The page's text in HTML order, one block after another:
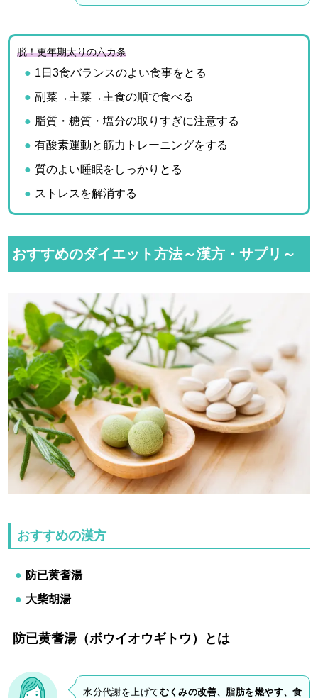
脱！更年期太りの六カ条
1日3食バランスのよい食事をとる
副菜→主菜→主食の順で食べる
脂質・糖質・塩分の取りすぎに注意する
有酸素運動と筋力トレーニングをする
質のよい睡眠をしっかりとる
ストレスを解消する
おすすめのダイエット方法～漢方・サプリ～
おすすめの漢方
防已黄耆湯
大柴胡湯
防已黄耆湯（ボウイオウギトウ）とは
水分代謝を上げてむくみの改善、脂肪を燃やす、食